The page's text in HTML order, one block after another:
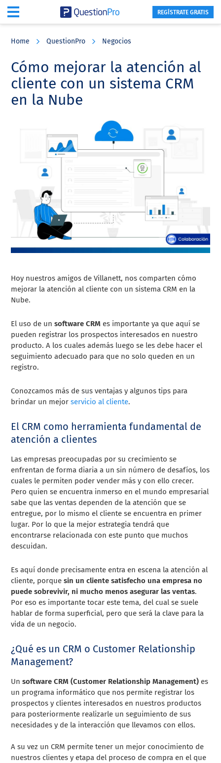
content
sidebar
REGÍSTRATE GRATIS
Home QuestionPro Negocios
Cómo mejorar la atención al
cliente con un sistema CRM
en la Nube
Hoy nuestros amigos de Villanett, nos comparten cómo
mejorar la atención al cliente con un sistema CRM en la
Nube.
El uso de unsoftware CRM es importante ya que aquí se
pueden registrar los prospectos interesados en nuestro
producto. A los cuales además luego se les debe hacer el
seguimiento adecuado para que no solo queden en un
registro.
Conozcamos más de sus ventajas y algunos tips para
brindar un mejorservicio al cliente.
El CRM como herramienta fundamental de
atención a clientes
Las empresas preocupadas por su crecimiento se
enfrentan de forma diaria a un sin número de desafíos, los
cuales le permiten poder vender más y con ello crecer.
Pero quien se encuentra inmerso en el mundo empresarial
sabe que las ventas dependen de la atención que se
entregue, por lo mismo el cliente se encuentra en primer
lugar. Por lo que la mejor estrategia tendrá que
encontrarse relacionada con este punto que muchos
descuidan.
Es aquí donde precisamente entra en escena la atención al
cliente, porquesin un cliente satisfecho una empresa no
puede sobrevivir, ni mucho menos asegurar las ventas.
Por eso es importante tocar este tema, del cual se suele
hablar de forma superficial, pero que será la clave para la
vida de un negocio.
¿Qué es un CRM o Customer Relationship
Management?
Unsoftware CRM (Customer Relationship Management) es
un programa informático que nos permite registrar los
prospectos y clientes interesados en nuestros productos
para posteriormente realizarle un seguimiento de sus
necesidades y de la interacción que llevamos con ellos.
A su vez un CRM permite tener un mejor conocimiento de
nuestros clientes y etapa del proceso de compra en el que